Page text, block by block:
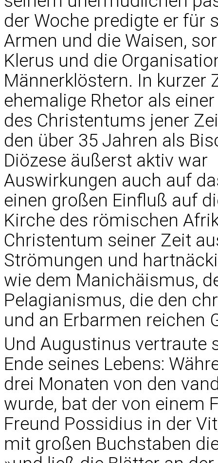
der Woche predigte er für
Armen und die Waisen,
Klerus und die
Männerklöstern. In kurzer
ehemalige Rhetor als
des Christentums jener
den über 35 Jahren als
Diözese äußerst aktiv war
Auswirkungen auch auf
einen großen Einfluß auf
Kirche des römischen
Christentum seiner Zeit
Strömungen und
wie dem Manichäismus,
Pelagianismus, die den
und an Erbarmen reichen
Und Augustinus vertraute
Ende seines Lebens:
drei Monaten von den
wurde, bat der von einem
Freund Possidius in der
mit großen Buchstaben